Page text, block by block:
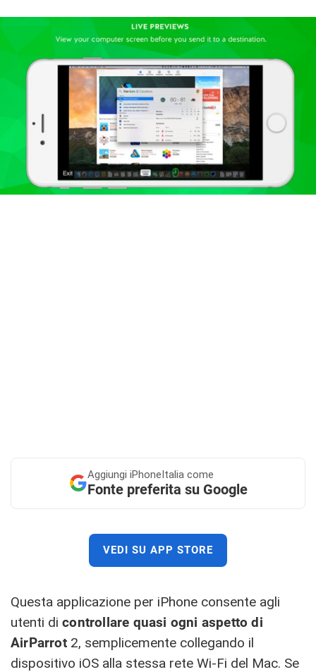
Aggiungi iPhoneItalia come
Fonte preferita su Google
VEDI SU APP STORE
Questa applicazione per iPhone consente agli
utenti di controllare quasi ogni aspetto di
AirParrot2, semplicemente collegando il
dispositivo iOS alla stessa rete Wi-Fi del Mac. Se